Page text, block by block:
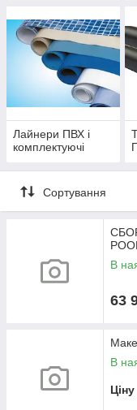
Лайнери ПВХ і
комплектуючі
Сортування
В
63
В